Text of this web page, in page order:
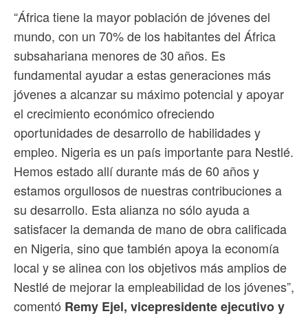
“África tiene la mayor población de jóvenes del
mundo, con un 70% de los habitantes del África
subsahariana menores de 30 años. Es
fundamental ayudar a estas generaciones más
jóvenes a alcanzar su máximo potencial y apoyar
el crecimiento económico ofreciendo
oportunidades de desarrollo de habilidades y
empleo. Nigeria es un país importante para Nestlé.
Hemos estado allí durante más de 60 años y
estamos orgullosos de nuestras contribuciones a
su desarrollo. Esta alianza no sólo ayuda a
satisfacer la demanda de mano de obra calificada
en Nigeria, sino que también apoya la economía
local y se alinea con los objetivos más amplios de
Nestlé de mejorar la empleabilidad de los jóvenes”,
comentó Remy Ejel, vicepresidente ejecutivo y